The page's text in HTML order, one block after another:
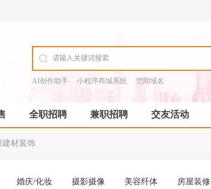
AI创作助手
小程序商城系统 空间域名
全职招聘 兼职招聘 交友活动
建材装饰
婚庆/化妆 摄影摄像 美容纤体 房屋装修